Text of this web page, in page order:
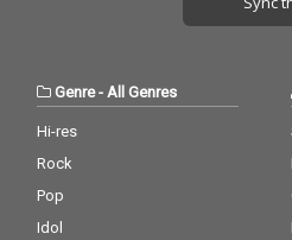
Genre- All Genres
Hi-res
Rock
Pop
Idol